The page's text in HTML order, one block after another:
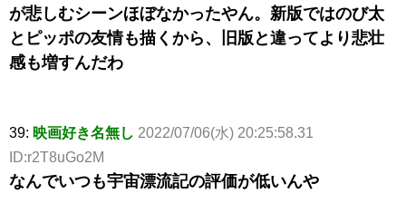
が悲しむシーンほぼなかったやん。新版ではのび太
とピッポの友情も描くから、旧版と違ってより悲壮
感も増すんだわ
39: 映画好き名無し 2022/07/06(水) 20:25:58.31
ID:r2T8uGo2M
なんでいつも宇宙漂流記の評価が低いんや